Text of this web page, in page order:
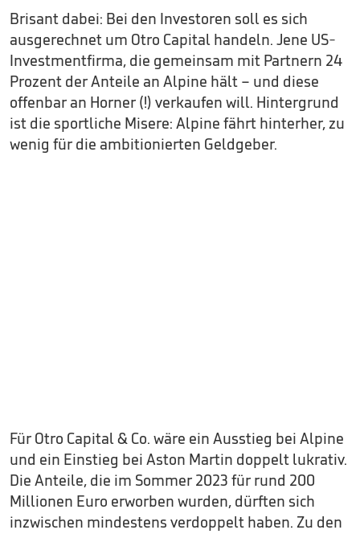
Brisant dabei: Bei den Investoren soll es sich
ausgerechnet um Otro Capital handeln. Jene US-
Investmentfirma, die gemeinsam mit Partnern 24
Prozent der Anteile an Alpine hält – und diese
offenbar an Horner (!) verkaufen will. Hintergrund
ist die sportliche Misere: Alpine fährt hinterher, zu
wenig für die ambitionierten Geldgeber.
Für Otro Capital & Co. wäre ein Ausstieg bei Alpine
und ein Einstieg bei Aston Martin doppelt lukrativ.
Die Anteile, die im Sommer 2023 für rund 200
Millionen Euro erworben wurden, dürften sich
inzwischen mindestens verdoppelt haben. Zu den